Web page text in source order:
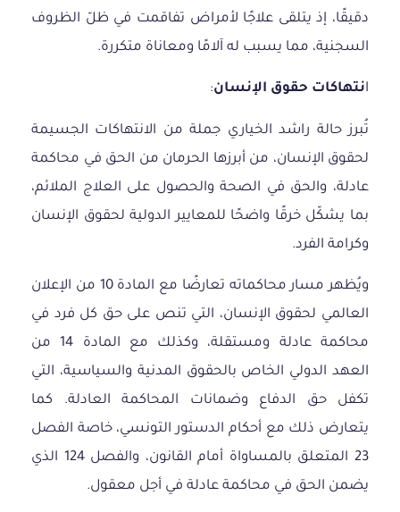
دقيقًا، إذ يتلقى علاجًا لأمراض تفاقمت في ظلّ الظروف
السجنية، مما يسبب له آلامًا ومعاناة متكررة.
انتهاكات حقوق الإنسان:
تُبرز حالة راشد الخياري جملة من الانتهاكات الجسيمة
لحقوق الإنسان، من أبرزها الحرمان من الحق في محاكمة
عادلة، والحق في الصحة والحصول على العلاج الملائم،
بما يشكّل خرقًا واضحًا للمعايير الدولية لحقوق الإنسان
وكرامة الفرد.
ويُظهر مسار محاكماته تعارضًا مع المادة 10 من الإعلان
العالمي لحقوق الإنسان، التي تنص على حق كل فرد في
محاكمة عادلة ومستقلة، وكذلك مع المادة 14 من
العهد الدولي الخاص بالحقوق المدنية والسياسية، التي
تكفل حق الدفاع وضمانات المحاكمة العادلة. كما
يتعارض ذلك مع أحكام الدستور التونسي، خاصة الفصل
23 المتعلق بالمساواة أمام القانون، والفصل 124 الذي
يضمن الحق في محاكمة عادلة في أجل معقول.